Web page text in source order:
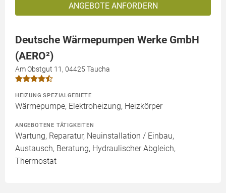
ANGEBOTE ANFORDERN
Deutsche Wärmepumpen Werke GmbH
(AERO²)
Am Obstgut 11, 04425 Taucha
HEIZUNG SPEZIALGEBIETE
Wärmepumpe, Elektroheizung, Heizkörper
ANGEBOTENE TÄTIGKEITEN
Wartung, Reparatur, Neuinstallation / Einbau,
Austausch, Beratung, Hydraulischer Abgleich,
Thermostat